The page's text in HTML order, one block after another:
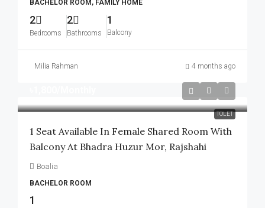
BACHELOR ROOM, FAMILY HOME
2
Bedrooms
2
Bathrooms
1
Balcony
Milia Rahman 4 months ago
TOLET
1 Seat Available In Female Shared Room With
Balcony At Bhadra Huzur Mor, Rajshahi
Boalia
BACHELOR ROOM
1